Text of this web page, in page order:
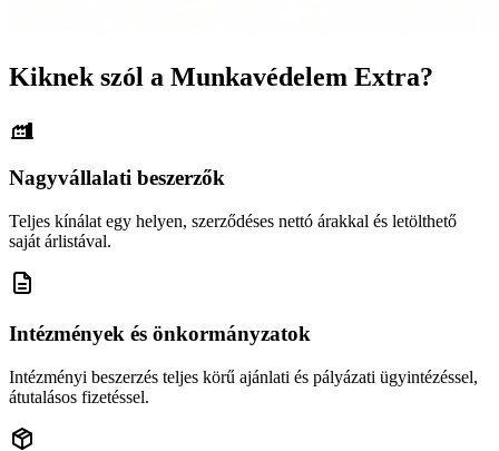
Kiknek szól a Munkavédelem Extra?
Nagyvállalati beszerzők
Teljes kínálat egy helyen, szerződéses nettó árakkal és letölthető
saját árlistával.
Intézmények és önkormányzatok
Intézményi beszerzés teljes körű ajánlati és pályázati ügyintézéssel,
átutalásos fizetéssel.